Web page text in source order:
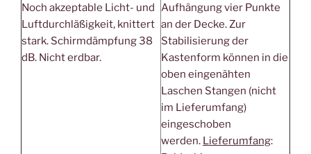
Noch akzeptable Licht- und
Luftdurchläßigkeit, knittert
stark. Schirmdämpfung 38
dB. Nicht erdbar.
Aufhängung vier Punkte
an der Decke. Zur
Stabilisierung der
Kastenform können in die
oben eingenähten
Laschen Stangen (nicht
im Lieferumfang)
eingeschoben
werden. Lieferumfang: